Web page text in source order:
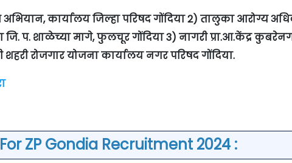
अभियान, कार्यालय जिल्हा परिषद गोंदिया 2) तालुका आरोग्य
प. शाळेच्या मागे, फुलचूर गोंदिया 3) नागरी प्रा.आ.केंद्र
रोजगार योजना कार्यालय नगर परिषद गोंदिया.
ZP Gondia Recruitment 2024 :